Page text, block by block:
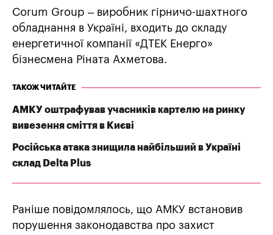
Corum Group – виробник гірничо-шахтного
обладнання в Україні, входить до складу
енергетичної компанії «ДТЕК Енерго»
бізнесмена Ріната Ахметова.
ТАКОЖ ЧИТАЙТЕ
АМКУ оштрафував учасників картелю на ринку
вивезення сміття в Києві
Російська атака знищила найбільший в Україні
склад Delta Plus
Раніше повідомлялось, що АМКУ встановив
порушення законодавства про захист